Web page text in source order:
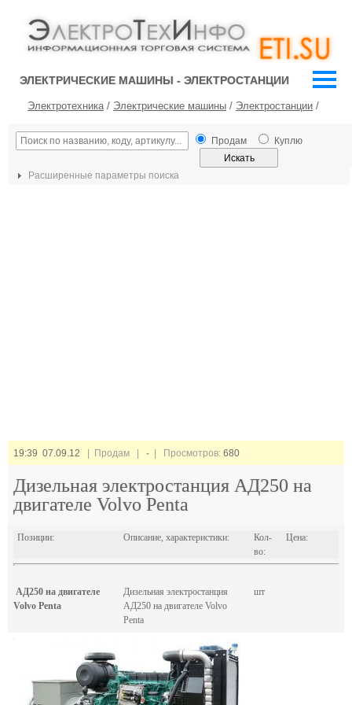
ЭЛЕКТРИЧЕСКИЕ МАШИНЫ - ЭЛЕКТРОСТАНЦИИ
Электротехника/ Электрические машины / Электростанции /
Продам Куплю
Расширенные параметры поиска
19:39 07.09.12 | Продам | - | Просмотров: 680
Дизельная электростанция АД250 на
двигателе Volvo Penta
Позиции: Описание, характеристики:
Кол-
во:
Цена:
АД250 на двигателе
Volvo Penta
Дизельная электростанция
АД250 на двигателе Volvo
Penta
шт